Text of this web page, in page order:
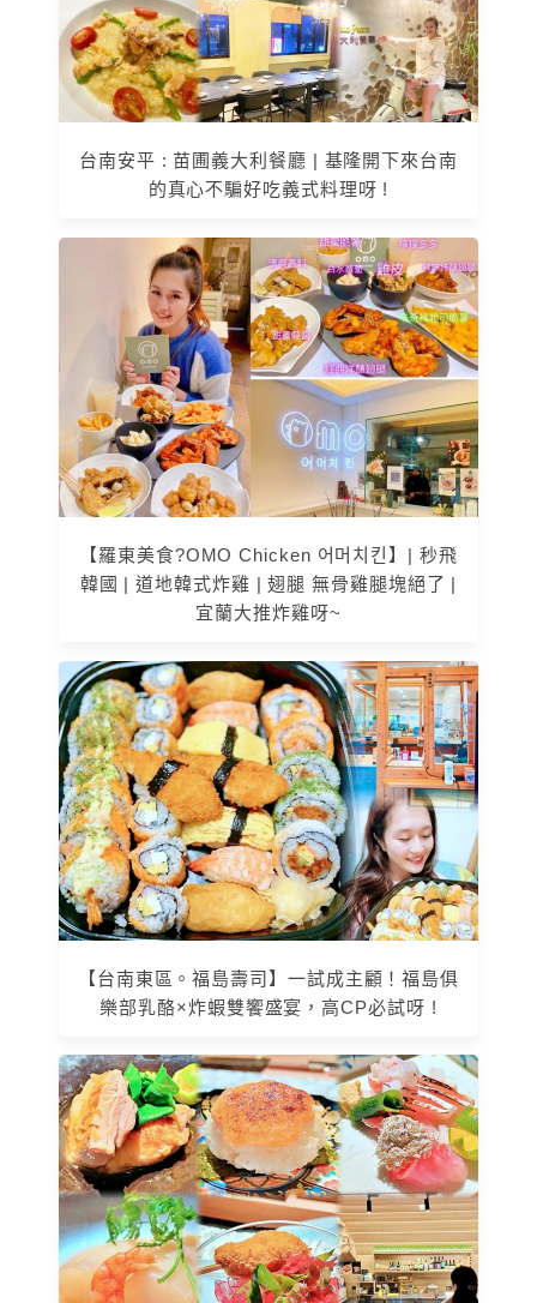
台南安平 : 苗圃義大利餐廳 | 基隆開下來台南
的真心不騙好吃義式料理呀 !
【羅東美食?OMO Chicken 어머치킨】| 秒飛
韓國 | 道地韓式炸雞 | 翅腿 無骨雞腿塊絕了 |
宜蘭大推炸雞呀~
【台南東區。福島壽司】一試成主顧！福島俱
樂部乳酪×炸蝦雙饗盛宴，高CP必試呀 !